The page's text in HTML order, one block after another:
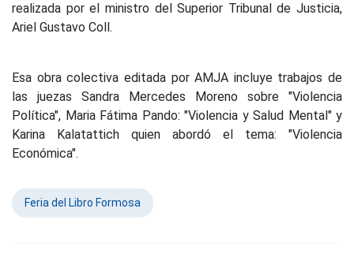
realizada por el ministro del Superior Tribunal de Justicia,
Ariel Gustavo Coll.
Esa obra colectiva editada por AMJA incluye trabajos de
las juezas Sandra Mercedes Moreno sobre "Violencia
Política", Maria Fátima Pando: "Violencia y Salud Mental" y
Karina Kalatattich quien abordó el tema: "Violencia
Económica".
Feria del Libro Formosa